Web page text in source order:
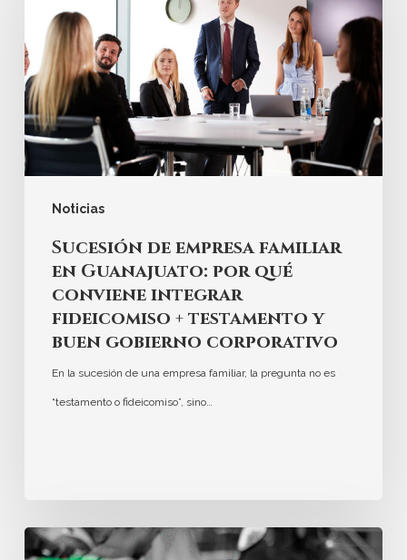
Noticias
Sucesión de empresa familiar
en Guanajuato: por qué
conviene integrar
fideicomiso + testamento y
buen gobierno corporativo
En la sucesión de una empresa familiar, la pregunta no es
“testamento o fideicomiso”, sino…